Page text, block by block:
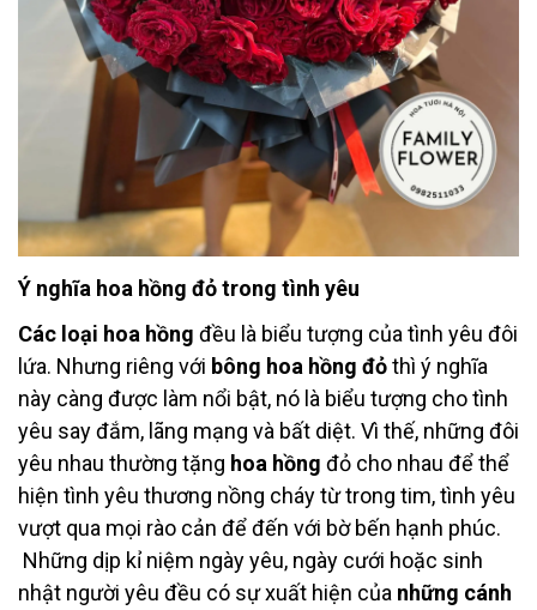
Ý nghĩa hoa hồng đỏ trong tình yêu
Các loại hoa hồng đều là biểu tượng của tình yêu đôi
lứa. Nhưng riêng với bông hoa hồng đỏthì ý nghĩa
này càng được làm nổi bật, nó là biểu tượng cho tình
yêu say đắm, lãng mạng và bất diệt. Vì thế, những đôi
yêu nhau thường tặng hoa hồng đỏ cho nhau để thể
hiện tình yêu thương nồng cháy từ trong tim, tình yêu
vượt qua mọi rào cản để đến với bờ bến hạnh phúc.
Những dịp kỉ niệm ngày yêu, ngày cưới hoặc sinh
nhật người yêu đều có sự xuất hiện của những cánh